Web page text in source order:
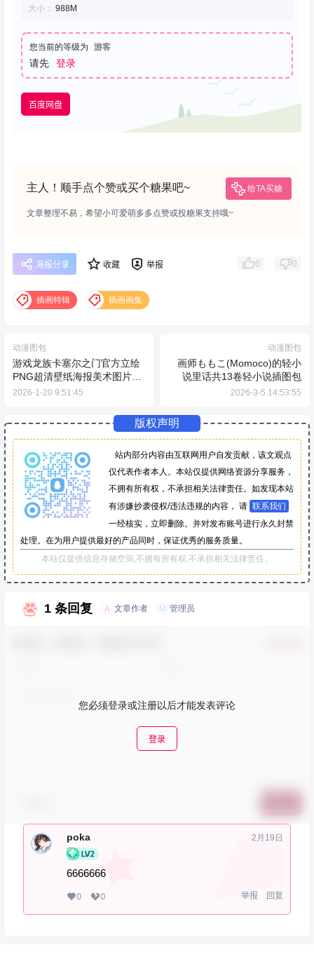
大小： 988M
您当前的等级为 游客
请先 登录
百度网盘
主人！顺手点个赞或买个糖果吧~ 给TA买糖
文章整理不易，希望小可爱萌多多点赞或投糖果支持哦~
海报分享 收藏 举报 0 0
插画特辑 插画画集
动漫图包
游戏龙族卡塞尔之门官方立绘
PNG超清壁纸海报美术图片素
材包
2026-1-20 9:51:45
动漫图包
画师ももこ(Momoco)的轻小
说里话共13卷轻小说插图包
2026-3-5 14:53:55
版权声明
站内部分内容由互联网用户自发贡献，该文观点
仅代表作者本人。本站仅提供网络资源分享服务，
不拥有所有权，不承担相关法律责任。如发现本站
有涉嫌抄袭侵权/违法违规的内容， 请 联系我们
一经核实，立即删除。并对发布账号进行永久封禁
处理。在为用户提供最好的产品同时，保证优秀的服务质量。
本站仅提供信息存储空间,不拥有所有权,不承担相关法律责任。
1 条回复 A 文章作者 M 管理员
您必须登录或注册以后才能发表评论
登录
poka 2月19日
6666666
0 0 举报 回复